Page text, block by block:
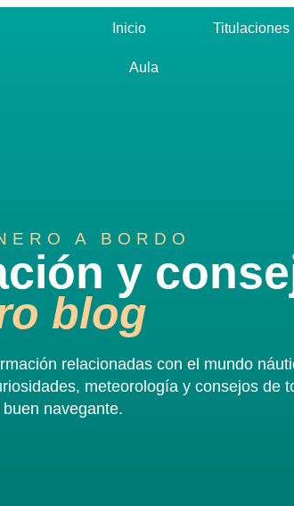
Inicio Titulaciones
Aula
A BORDO
y
blog
relacionadas con el mundo
meteorología y consejos de
navegante.